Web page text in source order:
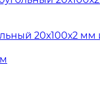
20х100х2